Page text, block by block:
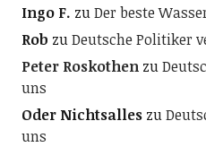
Ingo F. zuDer beste
Rob zuDeutsche Politiker
Peter Roskothenzu
uns
Oder Nichtsalleszu
uns